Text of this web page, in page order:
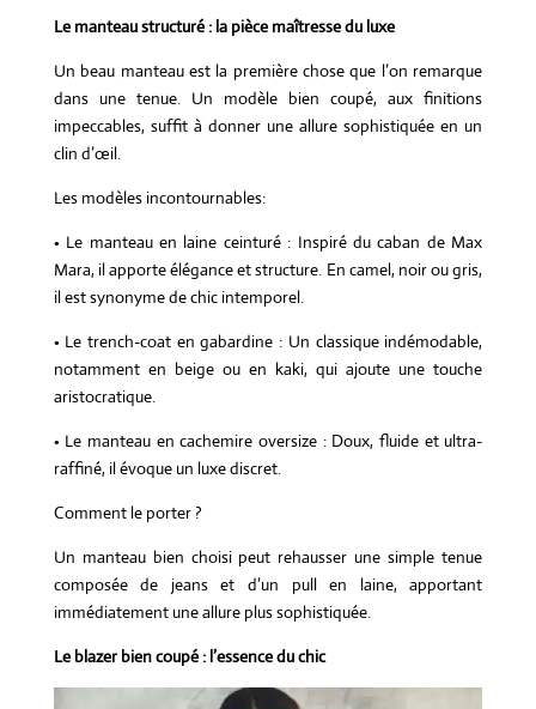
Le manteau structuré : la pièce maîtresse du luxe
Un beau manteau est la première chose que l’on remarque
dans une tenue. Un modèle bien coupé, aux finitions
impeccables, suffit à donner une allure sophistiquée en un
clin d’œil.
Les modèles incontournables:
• Le manteau en laine ceinturé : Inspiré du caban de Max
Mara, il apporte élégance et structure. En camel, noir ou gris,
il est synonyme de chic intemporel.
• Le trench-coat en gabardine : Un classique indémodable,
notamment en beige ou en kaki, qui ajoute une touche
aristocratique.
• Le manteau en cachemire oversize : Doux, fluide et ultra-
raffiné, il évoque un luxe discret.
Comment le porter ?
Un manteau bien choisi peut rehausser une simple tenue
composée de jeans et d’un pull en laine, apportant
immédiatement une allure plus sophistiquée.
Le blazer bien coupé : l’essence du chic